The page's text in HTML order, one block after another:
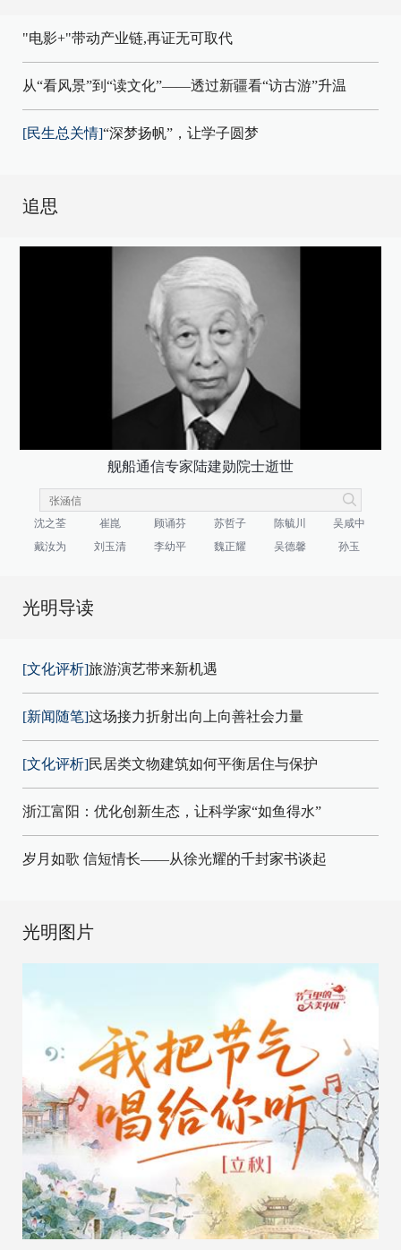
"电影+"带动产业链,再证无可取代
从“看风景”到“读文化”——透过新疆看“访古游”升温
[民生总关情]“深梦扬帆”，让学子圆梦
追思
舰船通信专家陆建勋院士逝世
沈之荃 崔崑 顾诵芬 苏哲子 陈毓川
吴咸中
戴汝为
刘玉清 李幼平 魏正耀 吴德馨 孙玉
光明导读
[文化评析]旅游演艺带来新机遇
[新闻随笔]这场接力折射出向上向善社会力量
[文化评析]民居类文物建筑如何平衡居住与保护
浙江富阳：优化创新生态，让科学家“如鱼得水”
岁月如歌 信短情长——从徐光耀的千封家书谈起
光明图片